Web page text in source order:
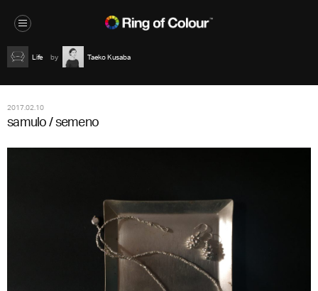
Life Taeko Kusaba
2017.02.10
samulo / semeno